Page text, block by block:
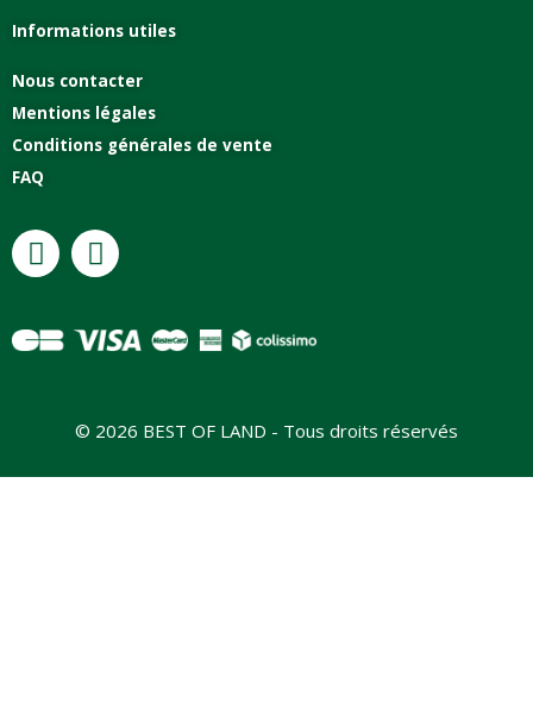
Informations utiles
Nous contacter
Mentions légales
Conditions générales de vente
FAQ
© 2026 BEST OF LAND - Tous droits réservés